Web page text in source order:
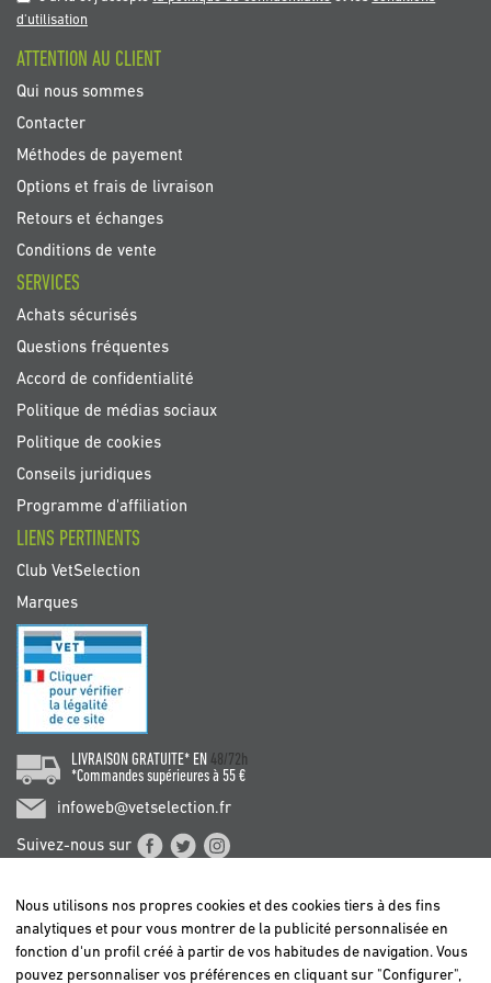
newsletter
d'utilisation
ATTENTION AU CLIENT
Qui nous sommes
Contacter
Méthodes de payement
Options et frais de livraison
Retours et échanges
Conditions de vente
SERVICES
Achats sécurisés
Questions fréquentes
Accord de confidentialité
Politique de médias sociaux
Politique de cookies
Conseils juridiques
Programme d'affiliation
LIENS PERTINENTS
Club VetSelection
Marques
LIVRAISON GRATUITE* EN 48/72h
*Commandes supérieures à 55 €
infoweb@vetselection.fr
Suivez-nous sur
Nous utilisons nos propres cookies et des cookies tiers à des fins
analytiques et pour vous montrer de la publicité personnalisée en
fonction d'un profil créé à partir de vos habitudes de navigation. Vous
pouvez personnaliser vos préférences en cliquant sur "Configurer",